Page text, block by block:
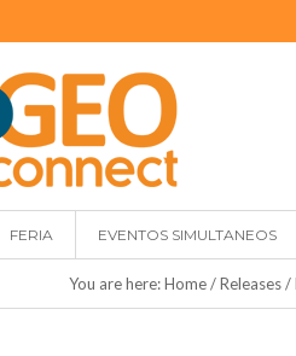
FERIA EVENTOS SIMULTANEOS
You are here:Home/Releases/